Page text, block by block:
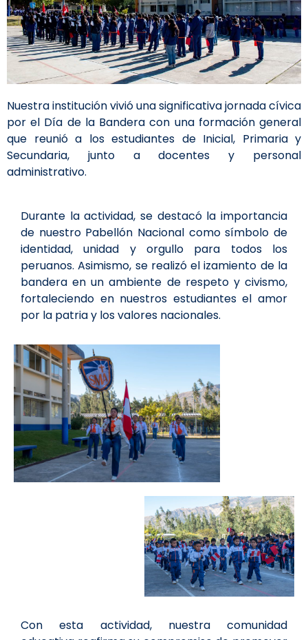
Nuestra institución vivió una significativa jornada cívica
por el Día de la Bandera con una formación general
que reunió a los estudiantes de Inicial, Primaria y
Secundaria, junto a docentes y personal
administrativo.
Durante la actividad, se destacó la importancia
de nuestro Pabellón Nacional como símbolo de
identidad, unidad y orgullo para todos los
peruanos. Asimismo, se realizó el izamiento de la
bandera en un ambiente de respeto y civismo,
fortaleciendo en nuestros estudiantes el amor
por la patria y los valores nacionales.
Con esta actividad, nuestra comunidad